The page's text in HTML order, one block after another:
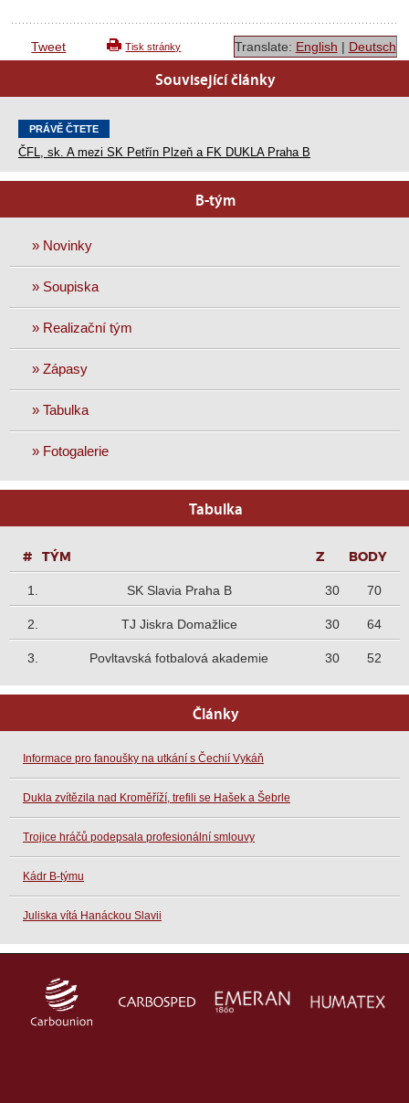
Tweet Tisk stránky Translate: English | Deutsch
Související články
PRÁVĚ ČTETE
ČFL, sk. A mezi SK Petřín Plzeň a FK DUKLA Praha B
B-tým
» Novinky
» Soupiska
» Realizační tým
» Zápasy
» Tabulka
» Fotogalerie
Tabulka
TÝM Z B
1. SK Slavia Praha B 30 70
2. TJ Jiskra Domažlice 30 64
3. Povltavská fotbalová akademie 30 52
Články
Informace pro fanoušky na utkání s Čechií Vykáň
Dukla zvítězila nad Kroměříží, trefili se Hašek a Šebrle
Trojice hráčů podepsala profesionální smlouvy
Kádr B-týmu
Juliska vítá Hanáckou Slavii